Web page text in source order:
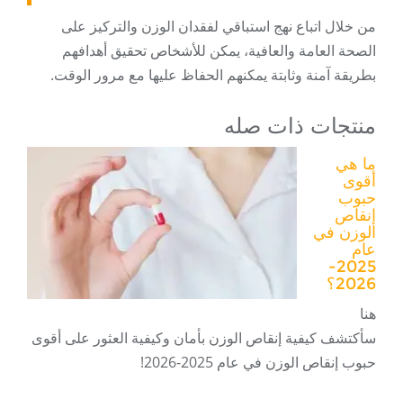
من خلال اتباع نهج استباقي لفقدان الوزن والتركيز على
الصحة العامة والعافية، يمكن للأشخاص تحقيق أهدافهم
بطريقة آمنة وثابتة يمكنهم الحفاظ عليها مع مرور الوقت.
منتجات ذات صله
ما هي
أقوى
حبوب
إنقاص
الوزن في
عام
2025-
2026؟
هنا
سأكتشف كيفية إنقاص الوزن بأمان وكيفية العثور على أقوى
حبوب إنقاص الوزن في عام 2025-2026!